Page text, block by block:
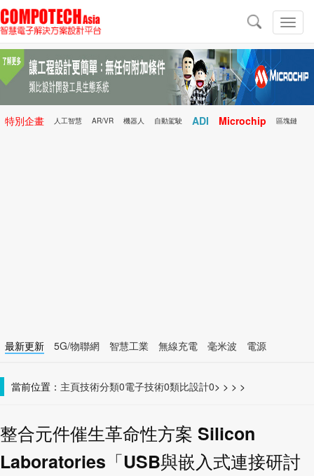
切
換
導
導
航
特別企畫 人工智慧 AR/VR 機器人 自動駕駛 ADI Microchip 區塊鏈
最新更新 5G/物聯網 智慧工業 無線充電 毫米波
電源
當前位置： 主頁 >
技術分類0 >
電子技術0 >
類比設計0 >
整合元件催生革命性方案 Silicon
Laboratories「USB與嵌入式連接研討